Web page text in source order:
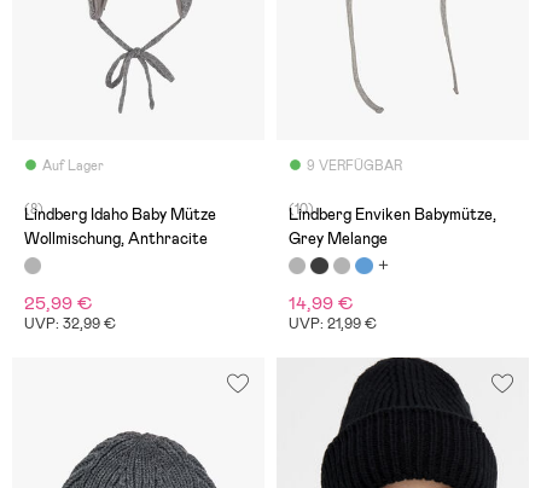
Auf Lager
(8)
Lindberg Idaho Baby Mütze
Wollmischung, Anthracite
25,99 €
UVP: 32,99 €
9 VERFÜGBAR
(10)
Lindberg Enviken Babymütze,
Grey Melange
14,99 €
UVP: 21,99 €